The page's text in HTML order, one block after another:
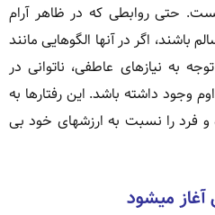
حتی روابطی که در ظاهر آرام
باشند، اگر در آنها الگوهایی مانند
به نیازهای عاطفی، ناتوانی در
داشته باشد. این رفتارها به
فرد را نسبت به ارزشهای خود بی
آغاز میشود